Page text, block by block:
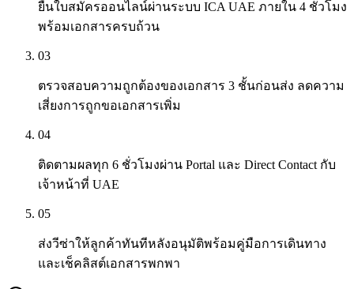
ยื่นใบสมัครออนไลน์ผ่านระบบ ICA UAE ภายใน 4 ชั่วโมง
พร้อมเอกสารครบถ้วน
03
ตรวจสอบความถูกต้องของเอกสาร 3 ชั้นก่อนส่ง ลดความ
เสี่ยงการถูกขอเอกสารเพิ่ม
04
ติดตามผลทุก 6 ชั่วโมงผ่าน Portal และ Direct Contact กับ
เจ้าหน้าที่ UAE
05
ส่งวีซ่าให้ลูกค้าทันทีหลังอนุมัติพร้อมคู่มือการเดินทาง
และเช็คลิสต์เอกสารพกพา